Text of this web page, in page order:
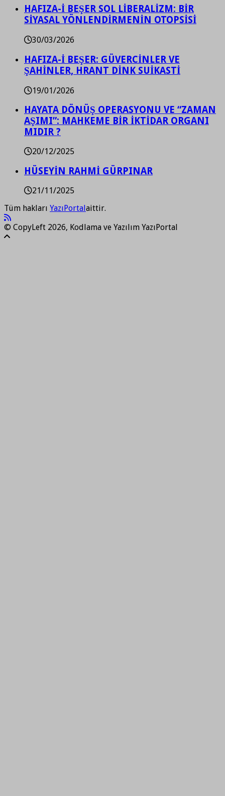
HAFIZA-İ BEŞER SOL LİBERALİZM: BİR
SİYASAL YÖNLENDİRMENİN OTOPSİSİ
30/03/2026
HAFIZA-İ BEŞER: GÜVERCİNLER VE
ŞAHİNLER, HRANT DİNK SUİKASTİ
19/01/2026
HAYATA DÖNÜŞ OPERASYONU VE “ZAMAN
AŞIMI”: MAHKEME BİR İKTİDAR ORGANI
MIDIR ?
20/12/2025
HÜSEYİN RAHMİ GÜRPINAR
21/11/2025
Tüm hakları YazıPortal aittir.
© CopyLeft 2026, Kodlama ve Yazılım YazıPortal